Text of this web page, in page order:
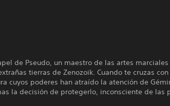
de Pseudo, un maestro de las artes
tierras de Zenozoik. Cuando te cruzas
cuyos poderes han atraído la atención de
la decisión de protegerlo, inconsciente de las